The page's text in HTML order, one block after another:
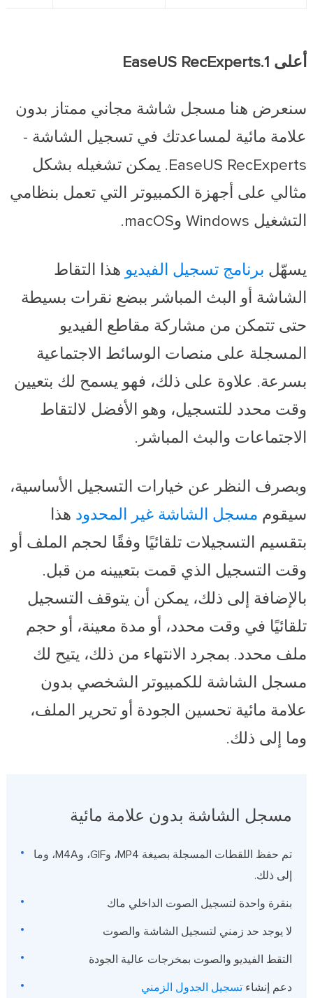
أعلى 1.EaseUS RecExperts
سنعرض هنا مسجل شاشة مجاني ممتاز بدون
علامة مائية لمساعدتك في تسجيل الشاشة -
EaseUS RecExperts. يمكن تشغيله بشكل
مثالي على أجهزة الكمبيوتر التي تعمل بنظامي
التشغيل Windows وmacOS.
يسهّل برنامج تسجيل الفيديو هذا التقاط
الشاشة أو البث المباشر ببضع نقرات بسيطة
حتى تتمكن من مشاركة مقاطع الفيديو
المسجلة على منصات الوسائط الاجتماعية
بسرعة. علاوة على ذلك، فهو يسمح لك بتعيين
وقت محدد للتسجيل، وهو الأفضل لالتقاط
الاجتماعات والبث المباشر.
وبصرف النظر عن خيارات التسجيل الأساسية،
سيقوم مسجل الشاشة غير المحدود هذا
بتقسيم التسجيلات تلقائيًا وفقًا لحجم الملف أو
وقت التسجيل الذي قمت بتعيينه من قبل.
بالإضافة إلى ذلك، يمكن أن يتوقف التسجيل
تلقائيًا في وقت محدد، أو مدة معينة، أو حجم
ملف محدد. بمجرد الانتهاء من ذلك، يتيح لك
مسجل الشاشة للكمبيوتر الشخصي بدون
علامة مائية تحسين الجودة أو تحرير الملف،
وما إلى ذلك.
مسجل الشاشة بدون علامة مائية
تم حفظ اللقطات المسجلة بصيغة MP4، وGIF، وM4A، وما
إلى ذلك.
بنقرة واحدة لتسجيل الصوت الداخلي ماك
لا يوجد حد زمني لتسجيل الشاشة والصوت
التقط الفيديو والصوت بمخرجات عالية الجودة
دعم إنشاءتسجيل الجدول الزمني 